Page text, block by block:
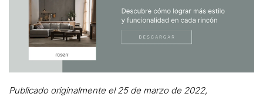
Publicado originalmente el 25 de marzo de 2022,